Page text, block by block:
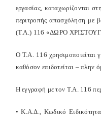
εργασίας, καταχωρίζονται
περιτροπής απασχόληση με
(Τ.Α.) 116 «ΔΩΡΟ
Ο Τ.Α. 116 χρησιμοποιείται
καθόσον επιδοτείται – πλην
Η εγγραφή με τον Τ.Α. 116
• Κ.Α.Δ., Κωδικό